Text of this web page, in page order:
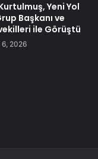
Yeni Yol
Başkanı ve
ile Görüştü
6, 2026